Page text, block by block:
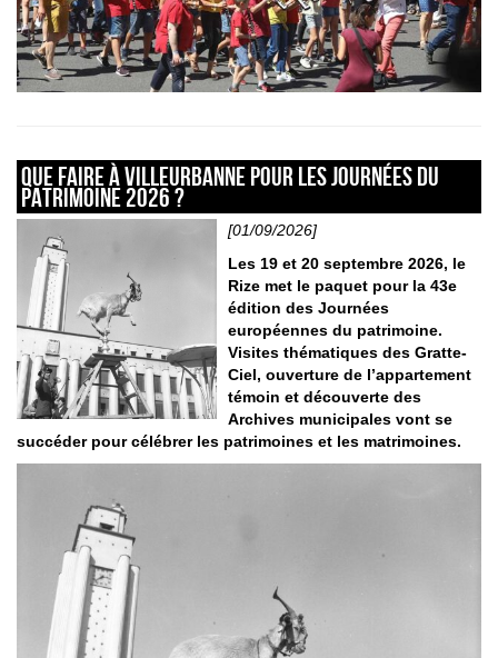
Que faire à Villeurbanne pour les Journées du
patrimoine 2026 ?
[01/09/2026]
Les 19 et 20 septembre 2026, le
Rize met le paquet pour la 43e
édition des Journées
européennes du patrimoine.
Visites thématiques des Gratte-
Ciel, ouverture de l’appartement
témoin et découverte des
Archives municipales vont se
succéder pour célébrer les patrimoines et les matrimoines.